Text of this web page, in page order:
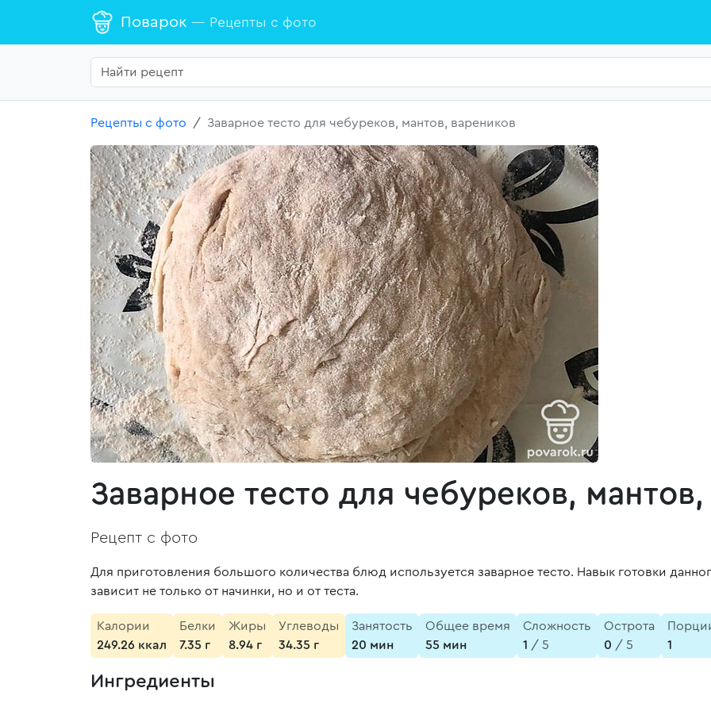
Поварок — Рецепты с фото
Рецепты с фото Заварное тесто для чебуреков, мантов, вареников
Заварное тесто для чебуреков,
Рецепт с фото
Для приготовления большого количества блюд используется заварное тесто. Навык готовки
зависит не только от начинки, но и от теста.
Калории
249.26 ккал
Белки
7.35 г
Жиры
8.94 г
Углеводы
34.35 г
Занятость
20 мин
Общее время
55 мин
Сложность
1 / 5
Острота
0 / 5
1
Ингредиенты